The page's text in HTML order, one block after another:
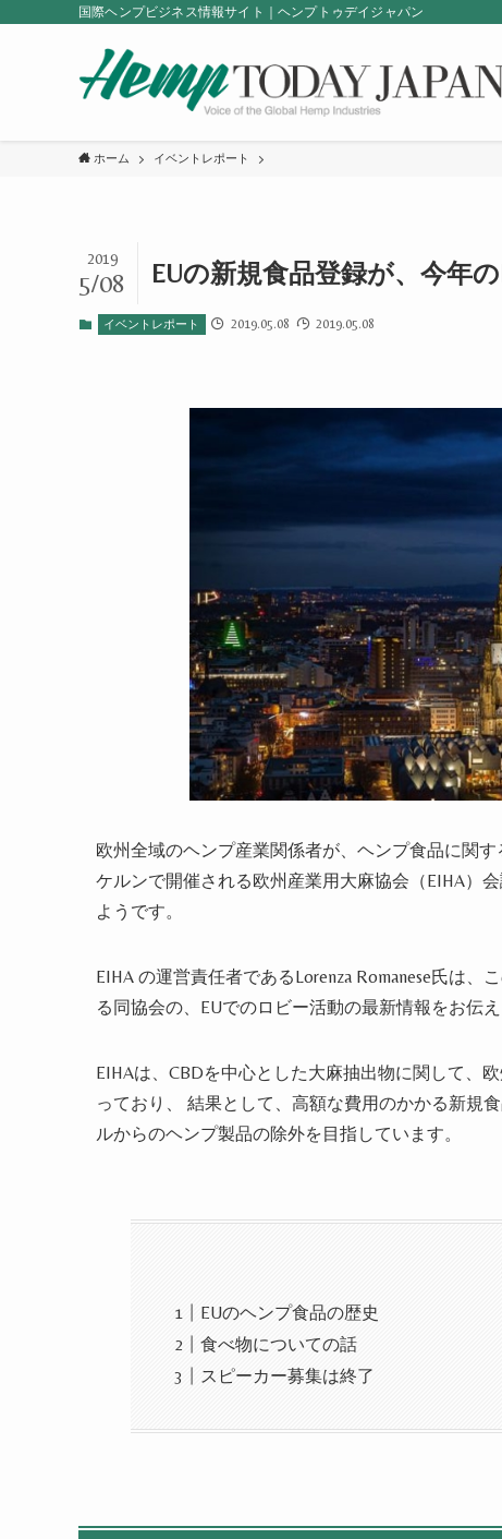
国際ヘンプビジネス情報サイト｜ヘンプトゥデイジャパン
ホーム イベントレポート
EUの新規食品登録が、今年
2019
5/08
イベントレポート 2019.05.08 2019.05.08
欧州全域のヘンプ産業関係者が、ヘンプ食品に関
ケルンで開催される欧州産業用大麻協会（EIHA）
ようです。
EIHA の運営責任者であるLorenza Romanese氏は
る同協会の、EUでのロビー活動の最新情報をお伝え
EIHAは、CBDを中心とした大麻抽出物に関して、
っており、 結果として、高額な費用のかかる新規
ルからのヘンプ製品の除外を目指しています。
EUのヘンプ食品の歴史
食べ物についての話
スピーカー募集は終了